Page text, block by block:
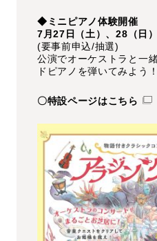
◆ミニピアノ体験開催
7月27日（土）、28（日
(要事前申込/抽選)
公演でオーケストラと一
ドピアノを弾いてみよう！
〇特設ページはこちら